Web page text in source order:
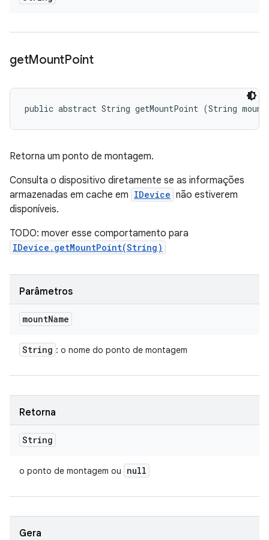
getMountPoint
public abstract String getMountPoint (String
Retorna um ponto de montagem.
Consulta o dispositivo diretamente se as informações
armazenadas em cache em IDevice não estiverem
disponíveis.
TODO: mover esse comportamento para
IDevice.getMountPoint(String)
Parâmetros
mountName
String : o nome do ponto de montagem
Retorna
String
o ponto de montagem ou null
Gera